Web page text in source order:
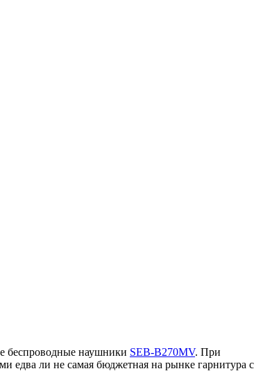
беспроводные наушники SEB-B270MV. При
едва ли не самая бюджетная на рынке гарнитура с